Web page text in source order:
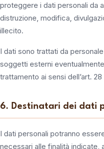
proteggere i dati personali da
distruzione, modifica,
illecito.
I dati sono trattati da
soggetti esterni
trattamento ai sensi dell’art. 28
6. Destinatari dei dati
I dati personali potranno
necessari alle finalità